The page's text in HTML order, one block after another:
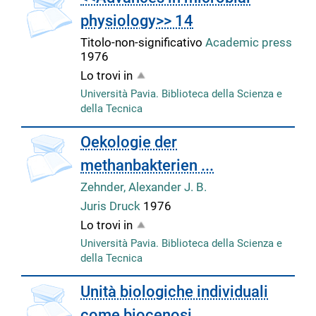
physiology>> 14
Titolo-non-significativoAcademic press
1976
Lo trovi in
Università Pavia. Biblioteca della Scienza e
della Tecnica
copertina
Oekologie der
methanbakterien ...
Zehnder, Alexander J. B.
Juris Druck 1976
Lo trovi in
Università Pavia. Biblioteca della Scienza e
della Tecnica
copertina
Unità biologiche individuali